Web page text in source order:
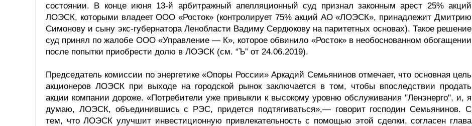
состоянии. В конце июня 13-й арбитражный апелляционный суд признал законным арест 25% акций
ЛОЭСК, которыми владеет ООО «Росток» (контролирует 75% акций АО «ЛОЭСК», принадлежит Дмитрию
Симонову и сыну экс-губернатора Ленобласти Вадиму Сердюкову на паритетных основах). Такое решение
суд принял по жалобе ООО «Управление — К», которое обвинило «Росток» в необоснованном обогащении
после попытки приобрести долю в ЛОЭСК (см. “Ъ” от 24.06.2019).
Председатель комиссии по энергетике «Опоры России» Аркадий Семьянинов отмечает, что основная цель
акционеров ЛОЭСК при выходе на городской рынок заключается в том, чтобы впоследствии продать
акции компании дороже. «Потребители уже привыкли к высокому уровню обслуживания "Ленэнерго", и, я
думаю, ЛОЭСК, объединившись с РЭС, придется подтягиваться»,— говорит господин Семьянинов. С
тем, что ЛОЭСК улучшит инвестиционную привлекательность с помощью этой сделки, согласен глава